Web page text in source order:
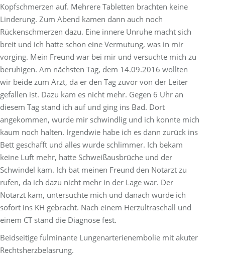
Kopfschmerzen auf. Mehrere Tabletten brachten keine
Linderung. Zum Abend kamen dann auch noch
Rückenschmerzen dazu. Eine innere Unruhe macht sich
breit und ich hatte schon eine Vermutung, was in mir
vorging. Mein Freund war bei mir und versuchte mich zu
beruhigen. Am nächsten Tag, dem 14.09.2016 wollten
wir beide zum Arzt, da er den Tag zuvor von der Leiter
gefallen ist. Dazu kam es nicht mehr. Gegen 6 Uhr an
diesem Tag stand ich auf und ging ins Bad. Dort
angekommen, wurde mir schwindlig und ich konnte mich
kaum noch halten. Irgendwie habe ich es dann zurück ins
Bett geschafft und alles wurde schlimmer. Ich bekam
keine Luft mehr, hatte Schweißausbrüche und der
Schwindel kam. Ich bat meinen Freund den Notarzt zu
rufen, da ich dazu nicht mehr in der Lage war. Der
Notarzt kam, untersuchte mich und danach wurde ich
sofort ins KH gebracht. Nach einem Herzultraschall und
einem CT stand die Diagnose fest.
Beidseitige fulminante Lungenarterienembolie mit akuter
Rechtsherzbelasrung.